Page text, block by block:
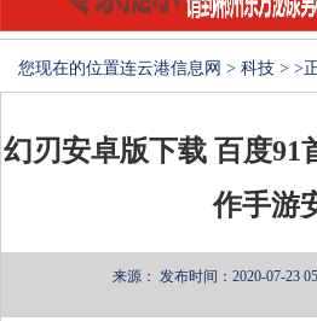
您现在的位置连云港信息网 > 科技 > >
幻刃安卓版下载 百度91
作手游
来源： 发布时间：2020-07-23